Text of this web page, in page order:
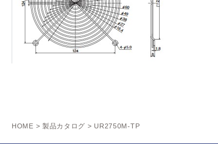
HOME > 製品カタログ > UR2750M-TP